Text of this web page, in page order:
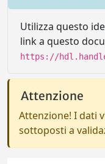
Utilizza questo
link a questo
https://
Attenzione
Attenzione! I dati
sottoposti a